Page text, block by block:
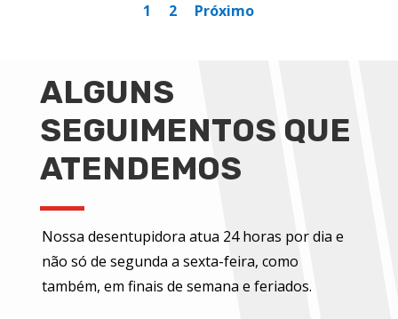
1 2 Próximo
ALGUNS
SEGUIMENTOS QUE
ATENDEMOS
Nossa desentupidora atua 24 horas por dia e
não só de segunda a sexta-feira, como
também, em finais de semana e feriados.